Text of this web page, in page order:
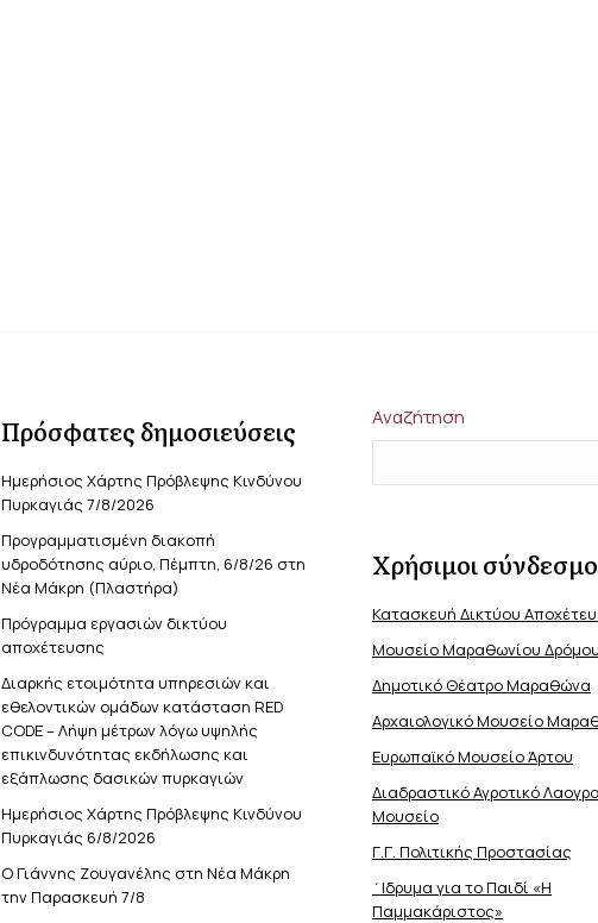
Πρόσφατες δημοσιεύσεις
Ημερήσιος Χάρτης Πρόβλεψης Κινδύνου
Πυρκαγιάς 7/8/2026
Προγραμματισμένη διακοπή
υδροδότησης αύριο, Πέμπτη, 6/8/26 στη
Νέα Μάκρη (Πλαστήρα)
Πρόγραμμα εργασιών δικτύου
αποχέτευσης
Διαρκής ετοιμότητα υπηρεσιών και
εθελοντικών ομάδων κατάσταση RED
CODE – Λήψη μέτρων λόγω υψηλής
επικινδυνότητας εκδήλωσης και
εξάπλωσης δασικών πυρκαγιών
Ημερήσιος Χάρτης Πρόβλεψης Κινδύνου
Πυρκαγιάς 6/8/2026
Ο Γιάννης Ζουγανέλης στη Νέα Μάκρη
την Παρασκευή 7/8
Αναζήτηση
Χρήσιμοι
Κατασκευή Δικτύου
Μουσείο Μαραθωνίου Δρόμου
Δημοτικό Θέατρο Μαραθώνα
Αρχαιολογικό Μουσείο
Ευρωπαϊκό Μουσείο Άρτου
Διαδραστικό Αγροτικό
Μουσείο
Γ.Γ. Πολιτικής Προστασίας
΄Ιδρυμα για το Παιδί «Η
Παμμακάριστος»